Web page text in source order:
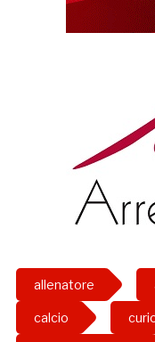
allenatore
calcio